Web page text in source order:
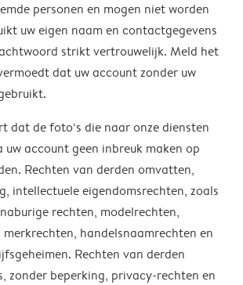
personen en mogen niet worden
uw eigen naam en contactgegevens
strikt vertrouwelijk. Meld het
dat uw account zonder uw
dat de foto‘s die naar onze diensten
uw account geen inbreuk maken op
Rechten van derden omvatten,
intellectuele eigendomsrechten, zoals
rechten, modelrechten,
handelsnaamrechten en
Rechten van derden
zonder beperking, privacy-rechten en